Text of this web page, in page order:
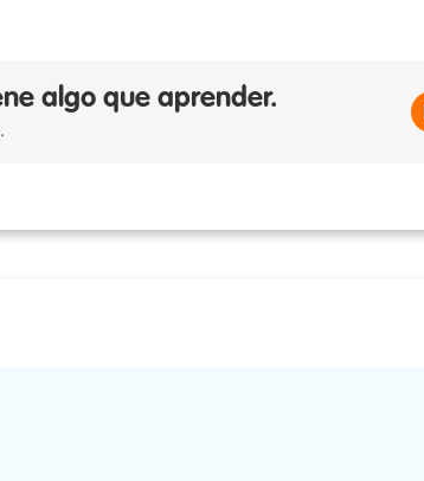
algo que aprender.